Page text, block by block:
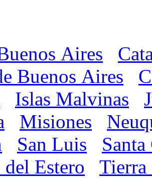
Aires
Buenos Aires
Islas Malvinas
Misiones
San Luis
Estero
Tierra